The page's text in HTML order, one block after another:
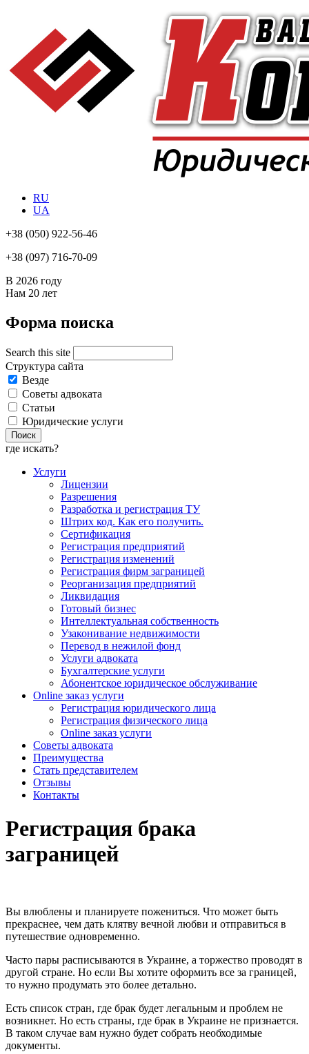
RU
UA
+38 (050) 922-56-46
+38 (097) 716-70-09
В 2026 году
Нам 20 лет
Форма поиска
Search this site
Структура сайта
Везде
Советы адвоката
Статьи
Юридические услуги
где искать?
Услуги
Лицензии
Разрешения
Разработка и регистрация ТУ
Штрих код. Как его получить.
Сертификация
Регистрация предприятий
Регистрация изменений
Регистрация фирм заграницей
Реорганизация предприятий
Ликвидация
Готовый бизнес
Интеллектуальная собственность
Узаконивание недвижимости
Перевод в нежилой фонд
Услуги адвоката
Бухгалтерские услуги
Абонентское юридическое обслуживание
Online заказ услуги
Регистрация юридического лица
Регистрация физического лица
Online заказ услуги
Советы адвоката
Преимущества
Стать представителем
Отзывы
Контакты
Регистрация брака
заграницей
Вы влюблены и планируете пожениться. Что может быть
прекраснее, чем дать клятву вечной любви и отправиться в
путешествие одновременно.
Часто пары расписываются в Украине, а торжество проводят в
другой стране. Но если Вы хотите оформить все за границей,
то нужно продумать это более детально.
Есть список стран, где брак будет легальным и проблем не
возникнет. Но есть страны, где брак в Украине не признается.
В таком случае вам нужно будет собрать необходимые
документы.